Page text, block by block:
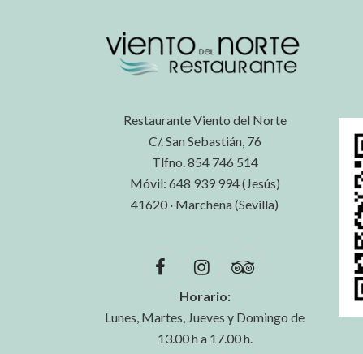
Restaurante Viento del Norte
C/. San Sebastián, 76
Tlfno. 854 746 514
Móvil: 648 939 994 (Jesús)
41620 · Marchena (Sevilla)
Horario:
Lunes, Martes, Jueves y Domingo de
13.00 h a 17.00 h.